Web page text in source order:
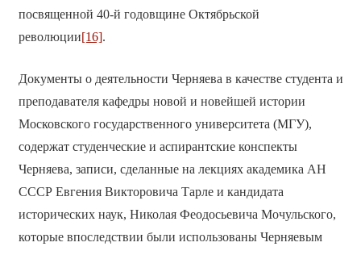
посвященной 40-й годовщине Октябрьской
революции[16].
Документы о деятельности Черняева в качестве студента и
преподавателя кафедры новой и новейшей истории
Московского государственного университета (МГУ),
содержат студенческие и аспирантские конспекты
Черняева, записи, сделанные на лекциях академика АН
СССР Евгения Викторовича Тарле и кандидата
исторических наук, Николая Феодосьевича Мочульского,
которые впоследствии были использованы Черняевым